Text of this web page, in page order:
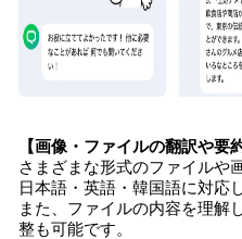
【画像・ファイルの翻訳や要
さまざまな形式のファイルや
日本語・英語・韓国語に対応
また、ファイルの内容を理解
整も可能です。